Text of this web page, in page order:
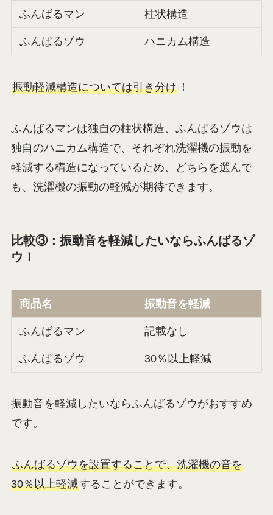
ふんばるマン 柱状構造
ふんばるゾウ ハニカム構造
振動軽減構造については引き分け！
ふんばるマンは独自の柱状構造、ふんばるゾウは
独自のハニカム構造で、それぞれ洗濯機の振動を
軽減する構造になっているため、どちらを選んで
も、洗濯機の振動の軽減が期待できます。
比較③：振動音を軽減したいならふんばるゾ
ウ！
商品名 振動音を軽減
ふんばるマン 記載なし
ふんばるゾウ 30％以上軽減
振動音を軽減したいならふんばるゾウがおすすめ
です。
ふんばるゾウを設置することで、洗濯機の音を
30％以上軽減することができます。